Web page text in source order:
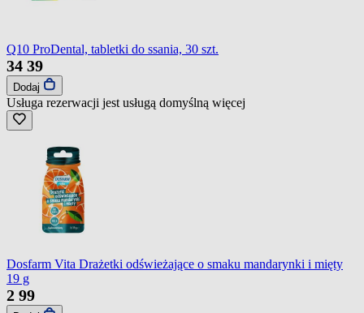
Q10 ProDental, tabletki do ssania, 30 szt.
34 39
Dodaj
Usługa rezerwacji jest usługą domyślną więcej
Dosfarm Vita Drażetki odświeżające o smaku mandarynki i mięty
19 g
2 99